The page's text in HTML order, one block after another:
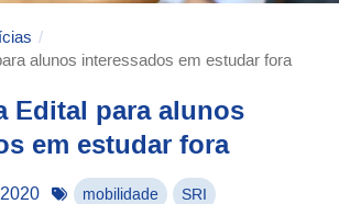
alunos interessados em estudar fora
Edital para alunos
em estudar fora
mobilidade SRI